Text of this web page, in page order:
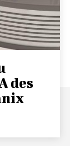
des